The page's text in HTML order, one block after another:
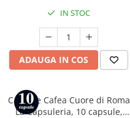
IN STOC
ADAUGA IN COS
Capsule Cafea Cuore di Roma
La Capsuleria, 10 capsule,